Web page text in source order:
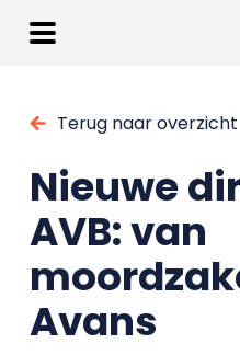
Terug naar overzicht
Nieuwe
AVB: van
Avans